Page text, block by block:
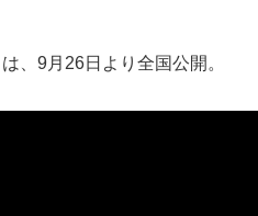
、9月26日より全国公開。